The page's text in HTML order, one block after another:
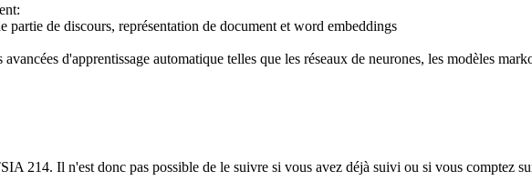
partie de discours, représentation de document et word embeddings
d'apprentissage automatique telles que les réseaux de neurones, les modèles
214. Il n'est donc pas possible de le suivre si vous avez déjà suivi ou si vous comptez